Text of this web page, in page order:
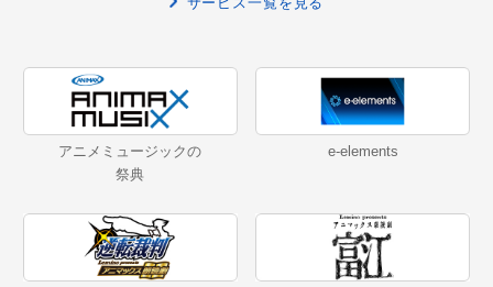
アニメミュージックの
祭典
e-elements